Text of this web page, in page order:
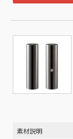
素材説明